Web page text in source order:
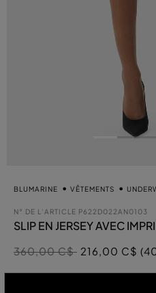
BLUMARINE VÊTEMENTS
N° DE L’ARTICLE P622D022AN0103
SLIP EN JERSEY AVEC
Prix réduit de
360,00 C$à216,00 C$